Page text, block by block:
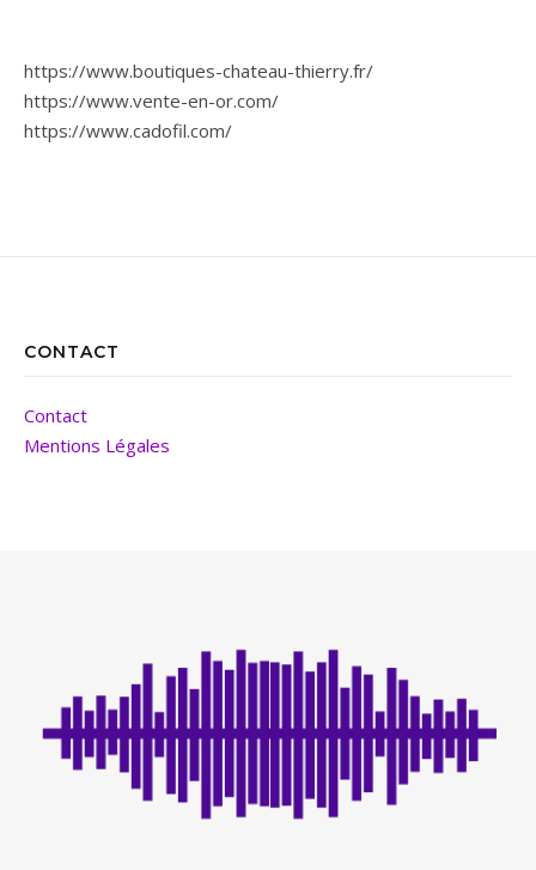
https://www.boutiques-chateau-thierry.fr/
https://www.vente-en-or.com/
https://www.cadofil.com/
CONTACT
Contact
Mentions Légales